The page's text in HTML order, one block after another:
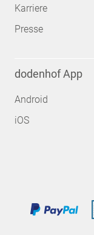
Karriere
Presse
dodenhof App
Android
iOS